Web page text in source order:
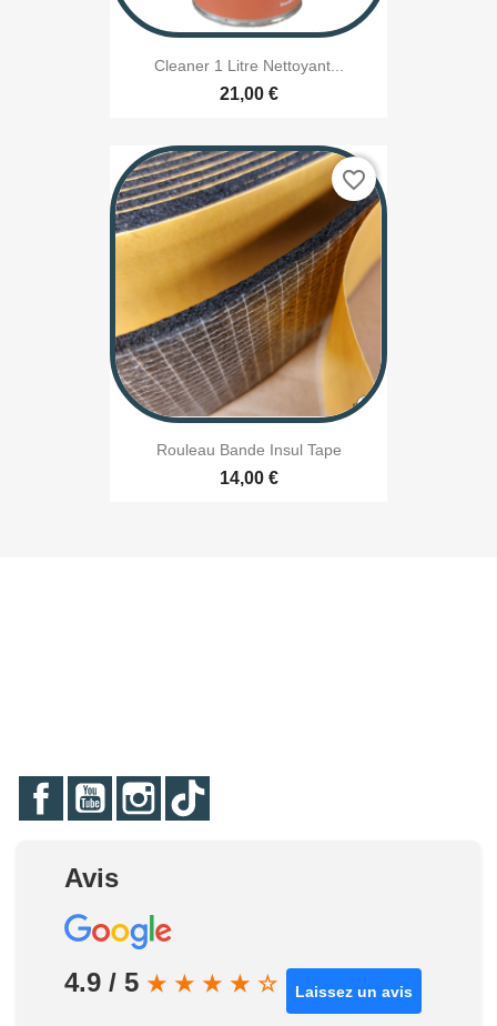
Cleaner 1 Litre Nettoyant...
21,00 €
Rouleau Bande Insul Tape
14,00 €
favorite_border
FacebookYouTubeInstagram
Avis
4.9 / 5 ★ ★ ★ ★ ☆ Laissez un avis